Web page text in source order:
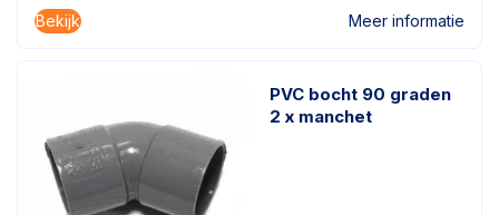
Bekijk Meer informatie
PVC bocht 90 graden
2 x manchet